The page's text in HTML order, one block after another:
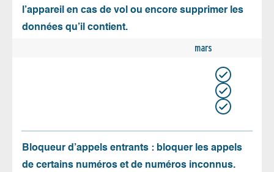
l’appareil en cas de vol ou encore supprimer les
données qu’il contient.
mars
Bloqueur d’appels entrants : bloquer les appels
de certains numéros et de numéros inconnus.